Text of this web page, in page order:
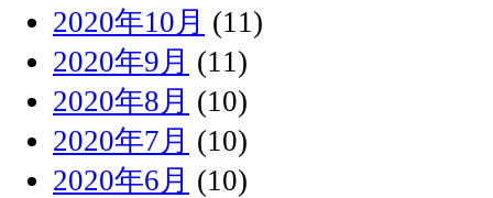
2020年10月 (11)
2020年9月 (11)
2020年8月 (10)
2020年7月 (10)
2020年6月 (10)